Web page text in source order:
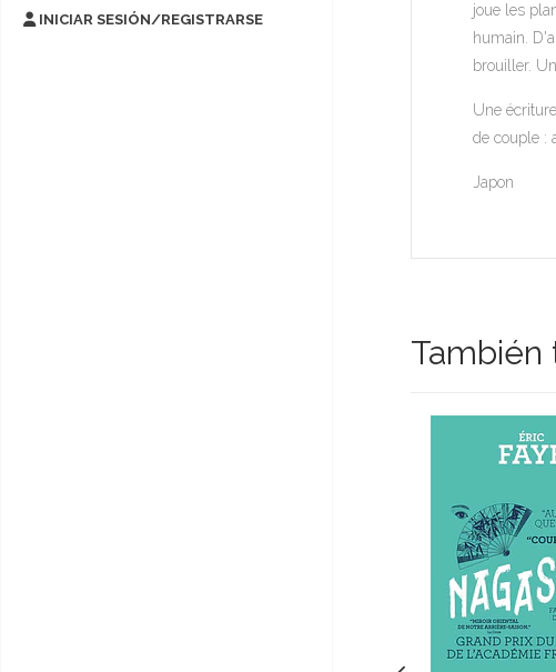
INICIAR SESIÓN/REGISTRARSE
joue les
humain.
brouiller.
Une
de couple :
Japon
También